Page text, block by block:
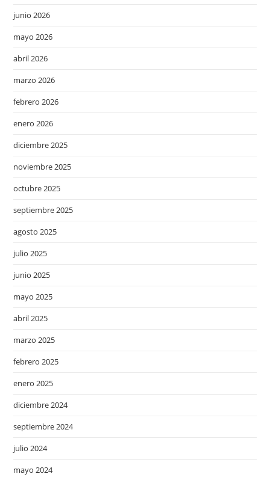
junio 2026
mayo 2026
abril 2026
marzo 2026
febrero 2026
enero 2026
diciembre 2025
noviembre 2025
octubre 2025
septiembre 2025
agosto 2025
julio 2025
junio 2025
mayo 2025
abril 2025
marzo 2025
febrero 2025
enero 2025
diciembre 2024
septiembre 2024
julio 2024
mayo 2024